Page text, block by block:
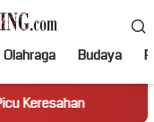
Olahraga Budaya
Truk Miring